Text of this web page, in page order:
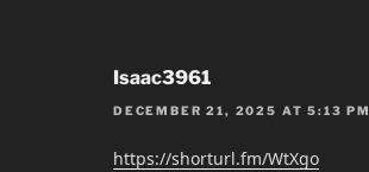
Isaac3961
DECEMBER 21, 2025 AT 5:13 PM
https://shorturl.fm/WtXgo